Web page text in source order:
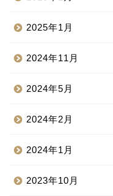
2025年1月
2024年11月
2024年5月
2024年2月
2024年1月
2023年10月